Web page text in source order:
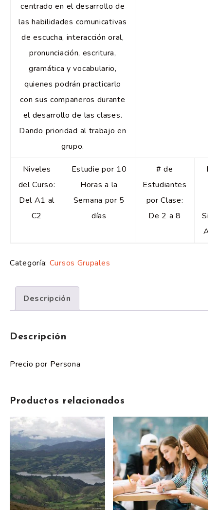
centrado en el desarrollo de
las habilidades comunicativas
de escucha, interacción oral,
pronunciación, escritura,
gramática y vocabulario,
quienes podrán practicarlo
con sus compañeros durante
el desarrollo de las clases.
Dando prioridad al trabajo en
grupo.
Niveles
del Curso:
Del A1 al
C2
Estudie por 10
Horas a la
Semana por 5
días
# de
Estudiantes
por Clase:
De 2 a 8
Categoría: Cursos Grupales
Descripción
Descripción
Precio por Persona
Productos relacionados